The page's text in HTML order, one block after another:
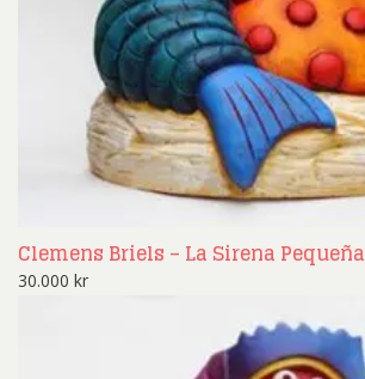
Clemens Briels – La Sirena Pequeña
30.000 kr